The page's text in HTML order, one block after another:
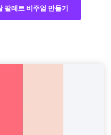
팔레트 비주얼 만들기